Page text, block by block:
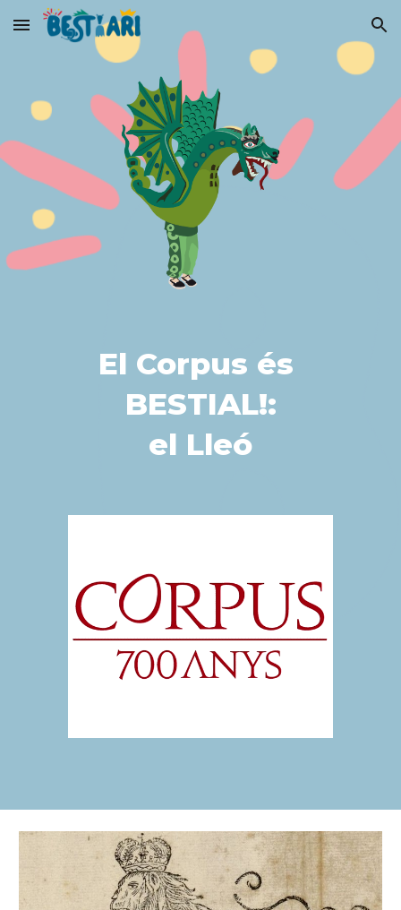
Skip to main content Skip to navigation
El Corpus és
BESTIAL!:
el Lleó